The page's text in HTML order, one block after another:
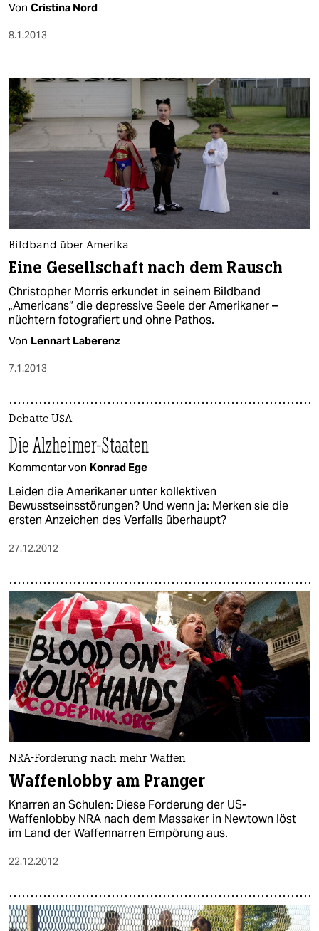
verlag
verlag
shop
fragen & hilfe
unterstützen
abo
genossenschaft
epaper login
Von Cristina Nord
8.1.2013
Bildband über Amerika
Eine Gesellschaft nach dem Rausch
Christopher Morris erkundet in seinem Bildband
„Americans“ die depressive Seele der Amerikaner –
nüchtern fotografiert und ohne Pathos.
Von Lennart Laberenz
7.1.2013
Debatte USA
Die Alzheimer-Staaten
Kommentar von Konrad Ege
Leiden die Amerikaner unter kollektiven
Bewusstseinsstörungen? Und wenn ja: Merken sie die
ersten Anzeichen des Verfalls überhaupt?
27.12.2012
NRA-Forderung nach mehr Waffen
Waffenlobby am Pranger
Knarren an Schulen: Diese Forderung der US-
Waffenlobby NRA nach dem Massaker in Newtown löst
im Land der Waffennarren Empörung aus.
22.12.2012